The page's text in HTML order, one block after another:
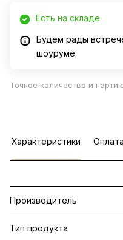
Есть на складе
Будем рады
шоуруме
Точное количество и
Характеристики Оплата
Производитель
Тип продукта